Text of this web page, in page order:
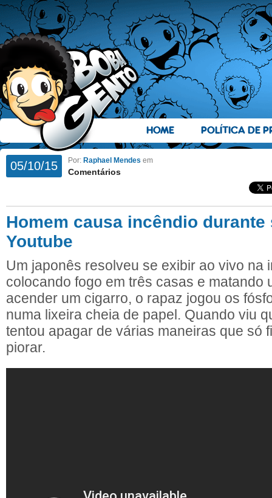
HOME POLÍTICA DE
05/10/15 Por: Raphael Mendes em
Comentários
Homem causa incêndio
Youtube
Um japonês resolveu se exibir ao vivo na
colocando fogo em três casas e matando
acender um cigarro, o rapaz jogou os
numa lixeira cheia de papel. Quando viu
tentou apagar de várias maneiras que só
piorar.